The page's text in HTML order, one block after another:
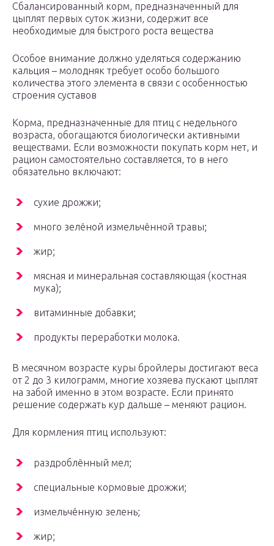
Сбалансированный корм, предназначенный для
цыплят первых суток жизни, содержит все
необходимые для быстрого роста вещества
Особое внимание должно уделяться содержанию
кальция – молодняк требует особо большого
количества этого элемента в связи с особенностью
строения суставов
Корма, предназначенные для птиц с недельного
возраста, обогащаются биологически активными
веществами. Если возможности покупать корм нет, и
рацион самостоятельно составляется, то в него
обязательно включают:
сухие дрожжи;
много зелёной измельчённой травы;
жир;
мясная и минеральная составляющая (костная
мука);
витаминные добавки;
продукты переработки молока.
В месячном возрасте куры бройлеры достигают веса
от 2 до 3 килограмм, многие хозяева пускают цыплят
на забой именно в этом возрасте. Если принято
решение содержать кур дальше – меняют рацион.
Для кормления птиц используют:
раздроблённый мел;
специальные кормовые дрожжи;
измельчённую зелень;
жир;